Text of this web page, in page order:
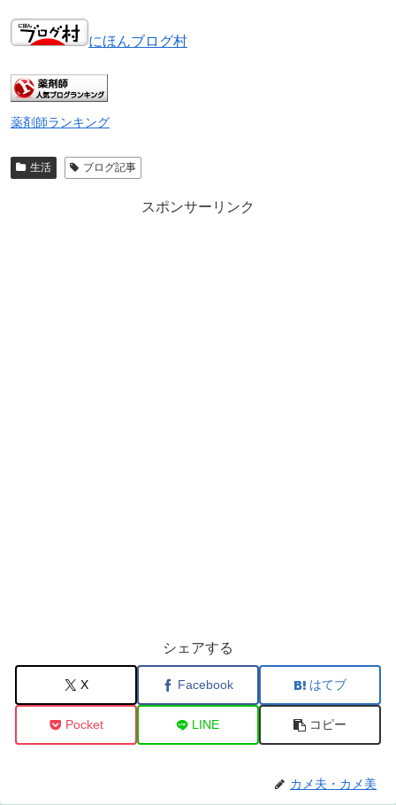
にほんブログ村
薬剤師ランキング
生活 ブログ記事
スポンサーリンク
シェアする
X Facebook はてブ
Pocket LINE コピー
カメ夫・カメ美